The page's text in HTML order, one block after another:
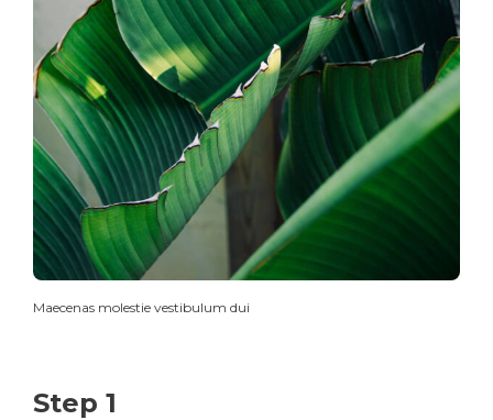
Maecenas molestie vestibulum dui
Step 1